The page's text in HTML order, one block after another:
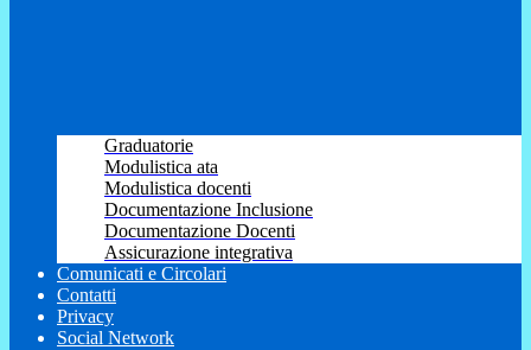
Graduatorie
Modulistica ata
Modulistica docenti
Documentazione Inclusione
Documentazione Docenti
Assicurazione integrativa
Comunicati e Circolari
Contatti
Privacy
Social Network